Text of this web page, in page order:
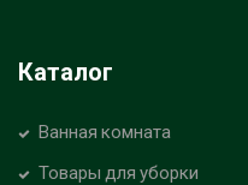
Каталог
Ванная комната
Товары для уборки